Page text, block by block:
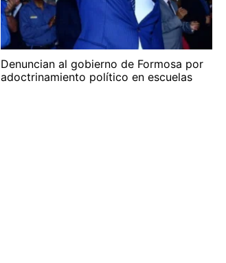
Denuncian al gobierno de Formosa por
adoctrinamiento político en escuelas